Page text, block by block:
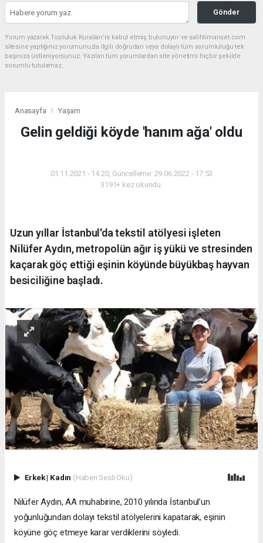
Gönder
Yorum yazarak Topluluk Kuralları’nı kabul etmiş bulunuyor ve salihlimanset.com
sitesine yaptığınız yorumunuzla ilgili doğrudan veya dolaylı tüm sorumluluğu tek
başınıza üstleniyorsunuz. Yazılan tüm yorumlardan site yönetimi hiçbir şekilde
sorumlu tutulamaz.
Anasayfa Yaşam
Gelin geldiği köyde 'hanım ağa' oldu
01.11.2021 - 14:20, Güncelleme: 29.06.2022 - 17:53
3191+ kez okundu.
Uzun yıllar İstanbul'da tekstil atölyesi işleten
Nilüfer Aydın, metropolün ağır iş yükü ve stresinden
kaçarak göç ettiği eşinin köyünde büyükbaş hayvan
besiciliğine başladı.
Erkek| Kadın (Haberi Sesli Oku)
Nilüfer Aydın, AA muhabirine, 2010 yılında İstanbul’un
yoğunluğundan dolayı tekstil atölyelerini kapatarak, eşinin
köyüne göç etmeye karar verdiklerini söyledi.